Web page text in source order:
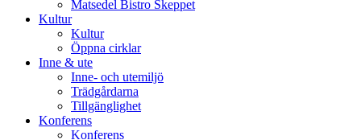
Matsedel Bistro Skeppet
Kultur
Kultur
Öppna cirklar
Inne & ute
Inne- och utemiljö
Trädgårdarna
Tillgänglighet
Konferens
Konferens